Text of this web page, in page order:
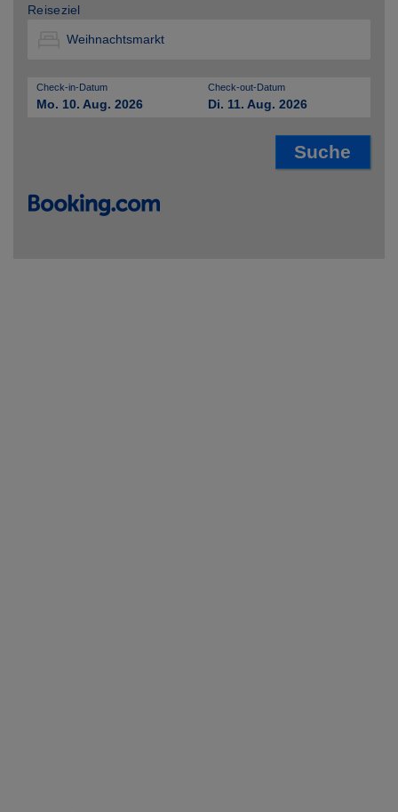
Reiseziel
Check-in-Datum
Mo. 10. Aug. 2026
Check-out-Datum
Di. 11. Aug. 2026